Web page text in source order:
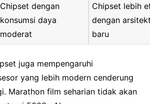
Chipset dengan
konsumsi daya
moderat
Chipset lebih
dengan
baru
juga mempengaruhi
yang lebih modern cenderung
Marathon film seharian tidak akan